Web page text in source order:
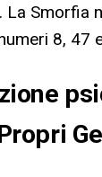
Smorfia
8, 47